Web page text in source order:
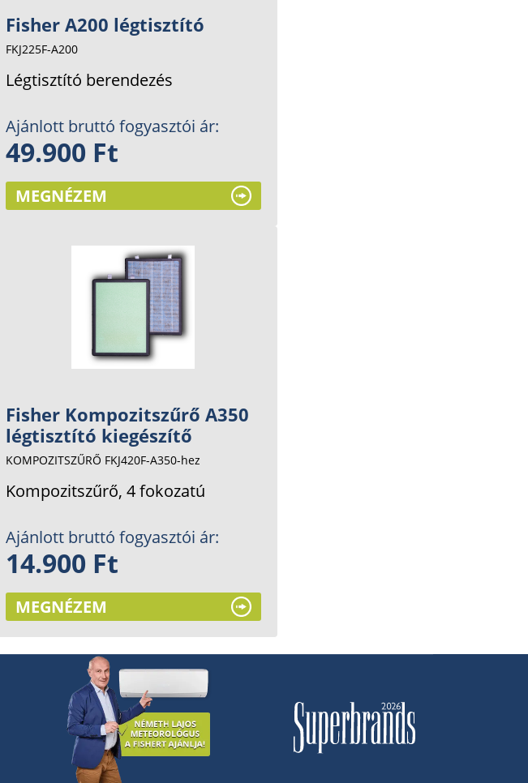
Fisher A200 légtisztító
FKJ225F-A200
Légtisztító berendezés
Ajánlott bruttó fogyasztói ár:
49.900 Ft
MEGNÉZEM
Fisher Kompozitszűrő A350
légtisztító kiegészítő
KOMPOZITSZŰRŐ FKJ420F-A350-hez
Kompozitszűrő, 4 fokozatú
Ajánlott bruttó fogyasztói ár:
14.900 Ft
MEGNÉZEM